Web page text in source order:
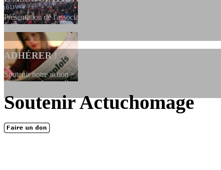
Présentation de l'association et de sa charte qui encadre nos actions
ADHÉRER !
Soutenir notre action ==> Si vous souhaitez adhérer à
dessous, en le remplissant et en...
LES FONDATEURS
En 2004, une dizaine de personnes contribuèrent au lancement de
Soutenir Actuchomage